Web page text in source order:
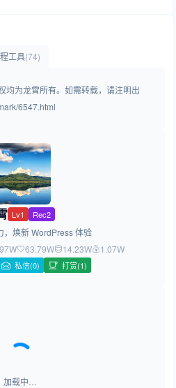
工具(74)
均为龙霄所有。如需转载，请注明出
6547.html
Lv1 Rec2
，焕新 WordPress 体验
63.79W 14.23W 1.07W
私信(0) 打赏(1)
加载中…